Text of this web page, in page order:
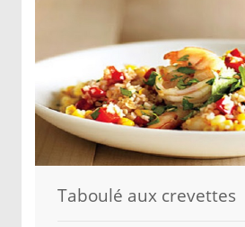
Taboulé aux crevettes